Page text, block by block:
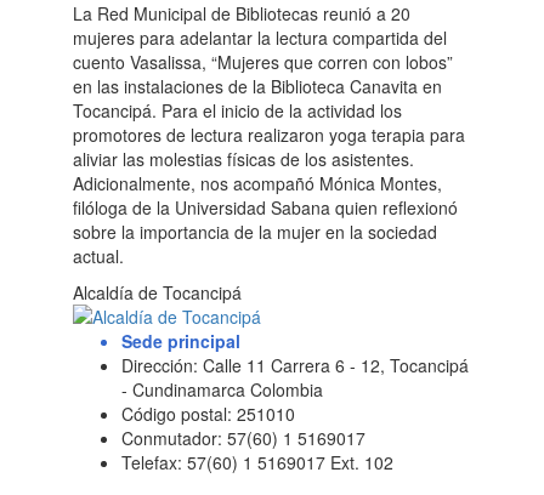
La Red Municipal de Bibliotecas reunió a 20
mujeres para adelantar la lectura compartida del
cuento Vasalissa, “Mujeres que corren con lobos”
en las instalaciones de la Biblioteca Canavita en
Tocancipá. Para el inicio de la actividad los
promotores de lectura realizaron yoga terapia para
aliviar las molestias físicas de los asistentes.
Adicionalmente, nos acompañó Mónica Montes,
filóloga de la Universidad Sabana quien reflexionó
sobre la importancia de la mujer en la sociedad
actual.
Alcaldía de Tocancipá
Sede principal
Dirección: Calle 11 Carrera 6 - 12, Tocancipá
- Cundinamarca Colombia
Código postal: 251010
Conmutador: 57(60) 1 5169017
Telefax: 57(60) 1 5169017 Ext. 102